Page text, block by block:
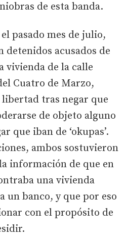
de esta banda.
pasado mes de julio,
acusados de
vivienda de la calle
Cuatro de Marzo,
tras negar que
de objeto alguno
que iban de ‘okupas’.
ambos sostuvieron
información de que en
una vivienda
un banco, y que por eso
con el propósito de